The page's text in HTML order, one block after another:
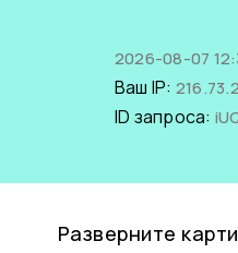
2026-08-07
Ваш IP:
ID запроса:
Разверните